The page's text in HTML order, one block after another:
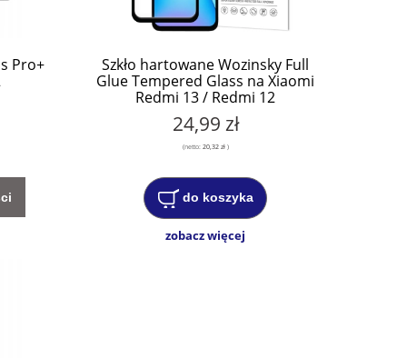
Pro+
Szkło hartowane Wozinsky Full
Glue Tempered Glass na Xiaomi
Redmi 13 / Redmi 12
24,99 zł
(netto: 20,32 zł)
do koszyka
zobacz więcej